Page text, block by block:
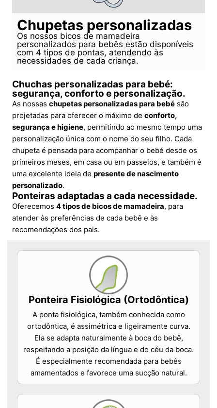
Chupetas personalizadas
Os nossos bicos de mamadeira
personalizados para bebês estão disponíveis
com 4 tipos de pontas, atendendo às
necessidades de cada criança.
Chuchas personalizadas para bebé:
segurança, conforto e personalização.
As nossas chupetas personalizadas para bebé são
projetadas para oferecer o máximo de conforto,
segurança e higiene, permitindo ao mesmo tempo uma
personalização única com o nome do seu filho. Cada
chupeta é pensada para acompanhar o bebé desde os
primeiros meses, em casa ou em passeios, e também é
uma excelente ideia de presente de nascimento
personalizado.
Ponteiras adaptadas a cada necessidade.
Oferecemos 4 tipos de bicos de mamadeira, para
atender às preferências de cada bebê e às
recomendações dos pais.
Ponteira Fisiológica (Ortodôntica)
A ponta fisiológica, também conhecida como
ortodôntica, é assimétrica e ligeiramente curva.
Ela se adapta naturalmente à boca do bebê,
respeitando a posição da língua e do céu da boca.
É especialmente recomendada para bebês
amamentados e favorece uma sucção natural.